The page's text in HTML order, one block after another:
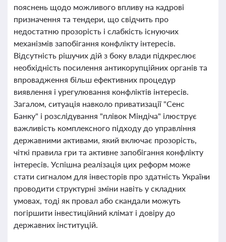
пояснень щодо можливого впливу на кадрові
призначення та тендери, що свідчить про
недостатню прозорість і слабкість існуючих
механізмів запобігання конфлікту інтересів.
Відсутність рішучих дій з боку влади підкреслює
необхідність посилення антикорупційних органів та
впровадження більш ефективних процедур
виявлення і урегулювання конфліктів інтересів.
Загалом, ситуація навколо приватизації "Сенс
Банку" і розслідування "плівок Міндіча" ілюструє
важливість комплексного підходу до управління
державними активами, який включає прозорість,
чіткі правила гри та активне запобігання конфлікту
інтересів. Успішна реалізація цих реформ може
стати сигналом для інвесторів про здатність України
проводити структурні зміни навіть у складних
умовах, тоді як провал або скандали можуть
погіршити інвестиційний клімат і довіру до
державних інституцій.